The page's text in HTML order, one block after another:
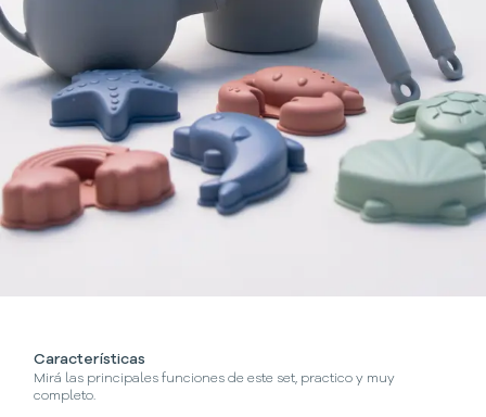
Características
Mirá las principales funciones de este set, practico y muy
completo.